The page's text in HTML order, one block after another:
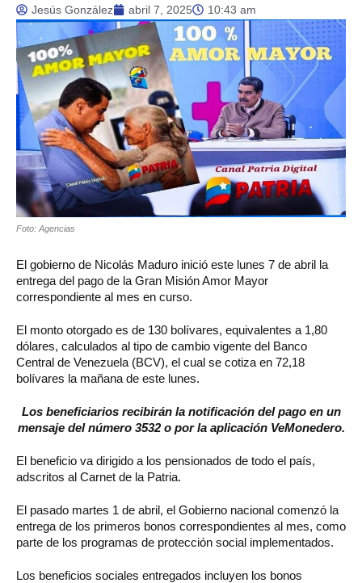
Jesús González abril 7, 2025 10:43 am
Foto: Agencias
El gobierno de Nicolás Maduro inició este lunes 7 de abril la
entrega del pago de la Gran Misión Amor Mayor
correspondiente al mes en curso.
El monto otorgado es de 130 bolívares, equivalentes a 1,80
dólares, calculados al tipo de cambio vigente del Banco
Central de Venezuela (BCV), el cual se cotiza en 72,18
bolívares la mañana de este lunes.
Los beneficiarios recibirán la notificación del pago en un
mensaje del número 3532 o por la aplicación VeMonedero.
El beneficio va dirigido a los pensionados de todo el país,
adscritos al Carnet de la Patria.
El pasado martes 1 de abril, el Gobierno nacional comenzó la
entrega de los primeros bonos correspondientes al mes, como
parte de los programas de protección social implementados.
Los beneficios sociales entregados incluyen los bonos